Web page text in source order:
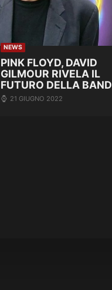
NEWS
PINK FLOYD, DAVID
GILMOUR RIVELA IL
FUTURO DELLA BAND
21 GIUGNO 2022